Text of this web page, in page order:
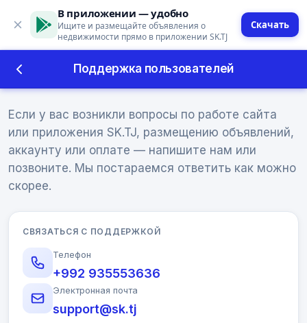
В приложении — удобно
Ищите и размещайте объявления о
недвижимости прямо в приложении SK.TJ
Скачать
Поддержка пользователей
Поддержка пользователей
Если у вас возникли вопросы по работе сайта
или приложения SK.TJ, размещению объявлений,
аккаунту или оплате — напишите нам или
позвоните. Мы постараемся ответить как можно
скорее.
СВЯЗАТЬСЯ С ПОДДЕРЖКОЙ
Телефон
+992 935553636
Электронная почта
support@sk.tj